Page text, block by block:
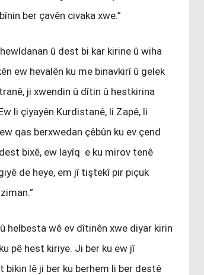
ber çavên civaka xwe.”
û dest bi kar kirine û wiha
ew hevalên ku me binavkirî û gelek
ji xwendin û dîtin û hestkirina
li çiyayên Kurdistanê, li Zapê, li
qas berxwedan çêbûn ku ev çend
bixê, ew layîq e ku mirov tenê
de heye, em jî tiştekî pir piçuk
helbesta wê ev dîtinên xwe diyar kirin
pê hest kiriye. Ji ber ku ew jî
bikin lê ji ber ku berhem li ber destê